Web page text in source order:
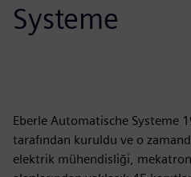
Systeme
Eberle Automatische Systeme
tarafından kuruldu ve o
elektrik mühendisliği,